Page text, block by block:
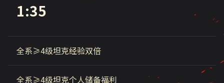
1:35
全系≥4级坦克经验双倍
全系≥4级坦克个人储备福利